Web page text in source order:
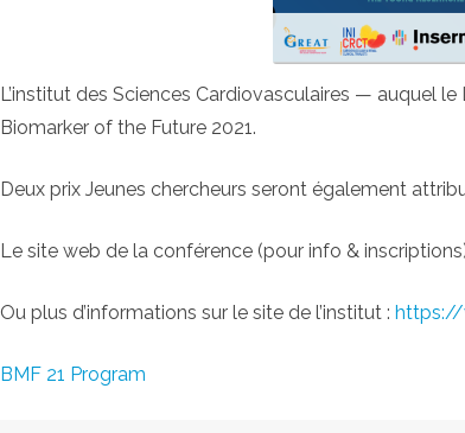
L’institut des Sciences Cardiovasculaires — auquel
Biomarker of the Future 2021.
Deux prix Jeunes chercheurs seront également
Le site web de la conférence (pour info &
Ou plus d’informations sur le site de l’institut :https://
BMF 21 Program